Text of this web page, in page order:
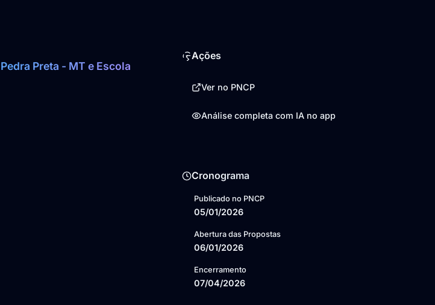
Preta - MT e Escola
Ações
Ver no PNCP
Análise completa com IA no app
Cronograma
Publicado no PNCP
05/01/2026
Abertura das Propostas
06/01/2026
Encerramento
07/04/2026